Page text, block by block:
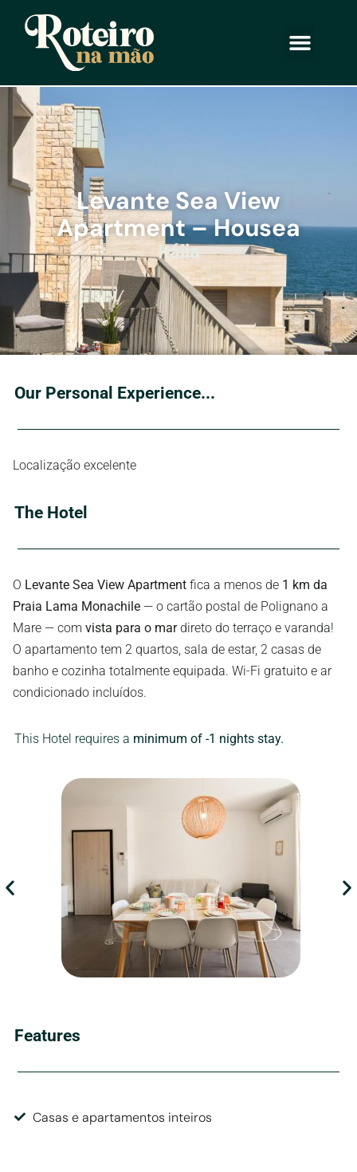
Levante Sea View
Apartment – Housea
Itália
Our Personal Experience...
Localização excelente
The Hotel
O Levante Sea View Apartment fica a menos de 1 km da
Praia Lama Monachile — o cartão postal de Polignano a
Mare — com vista para o mardireto do terraço e varanda!
O apartamento tem 2 quartos, sala de estar, 2 casas de
banho e cozinha totalmente equipada. Wi-Fi gratuito e ar
condicionado incluídos.
This Hotel requires a minimum of -1 nights stay.
Features
Casas e apartamentos inteiros